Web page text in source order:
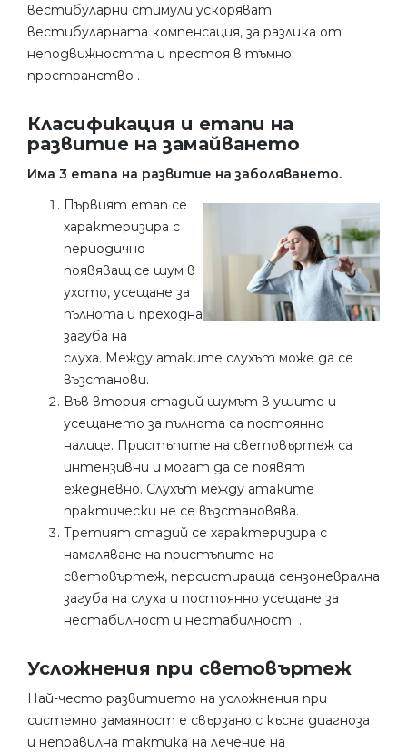
вестибуларни стимули ускоряват
вестибуларната компенсация, за разлика от
неподвижността и престоя в тъмно
пространство .
Класификация и етапи на
развитие на замайването
Има 3 етапа на развитие на заболяването.
Първият етап се
характеризира с
периодично
появяващ се шум в
ухото, усещане за
пълнота и преходна
загуба на
слуха. Между атаките слухът може да се
възстанови.
Във втория стадий шумът в ушите и
усещането за пълнота са постоянно
налице. Пристъпите на световъртеж са
интензивни и могат да се появят
ежедневно. Слухът между атаките
практически не се възстановява.
Третият стадий се характеризира с
намаляване на пристъпите на
световъртеж, персистираща сензоневрална
загуба на слуха и постоянно усещане за
нестабилност и нестабилност .
Усложнения при световъртеж
Най-често развитието на усложнения при
системно замаяност е свързано с късна диагноза
и неправилна тактика на лечение на